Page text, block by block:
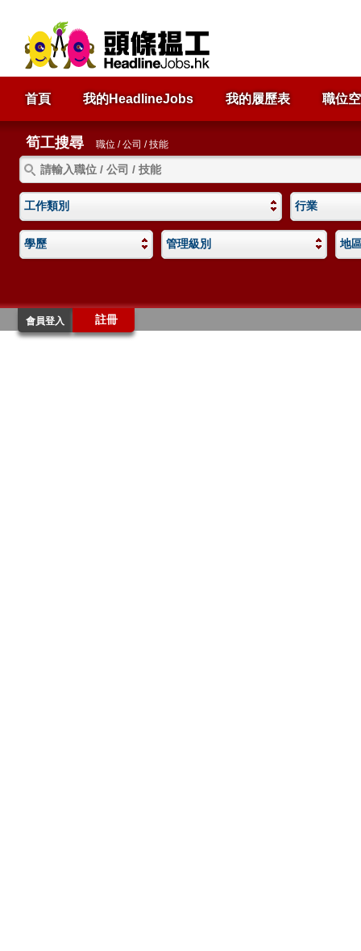
首頁 我的HeadlineJobs 我的履歷表 職位
筍工搜尋 職位 / 公司 / 技能
工作類別 行業
學歷 管理級別 地
會員登入 註冊